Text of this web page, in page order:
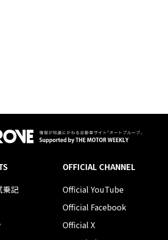
乗記
OFFICIAL CHANNEL
Official YouTube
Official Facebook
Official X